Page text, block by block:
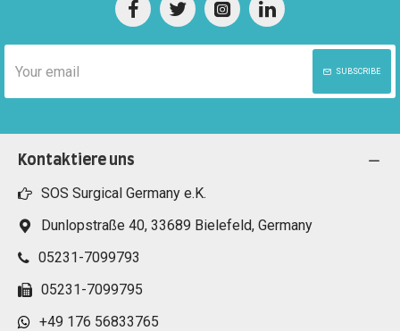
SUBSCRIBE
Kontaktiere uns
SOS Surgical Germany e.K.
Dunlopstraße 40, 33689 Bielefeld, Germany
05231-7099793
05231-7099795
+49 176 56833765